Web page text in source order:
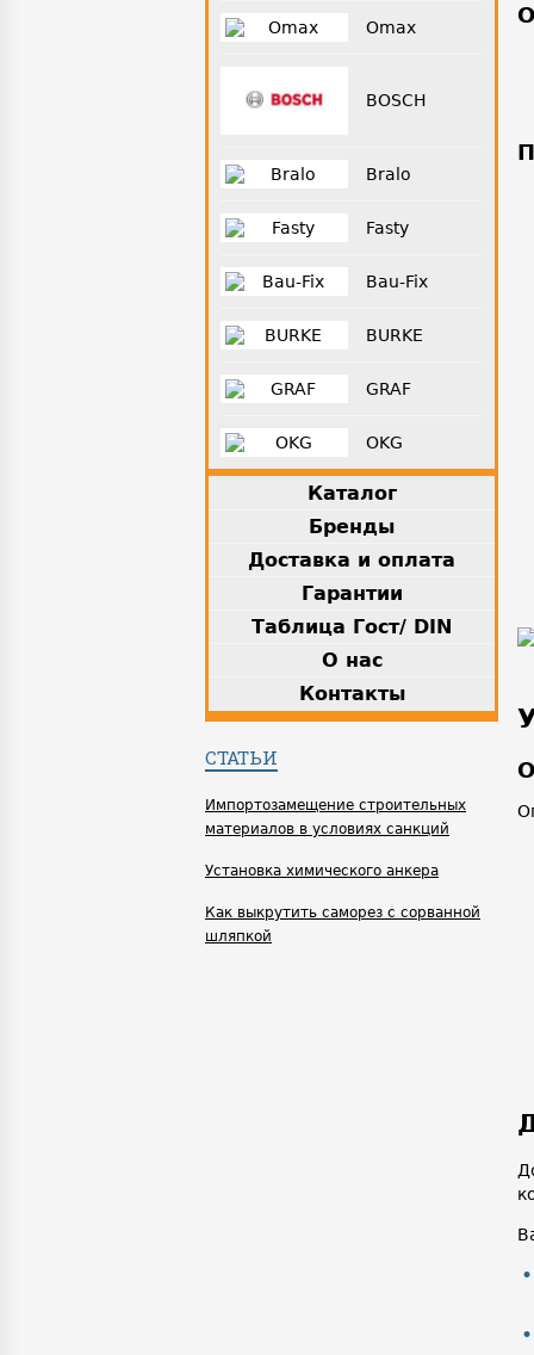
Omax
BOSCH
Bralo
Fasty
Bau-Fix
BURKE
GRAF
OKG
Каталог
Бренды
Доставка и оплата
Гарантии
Таблица Гост/ DIN
О нас
Контакты
СТАТЬИ
Импортозамещение строительных
материалов в условиях санкций
Установка химического анкера
Как выкрутить саморез с сорванной
шляпкой